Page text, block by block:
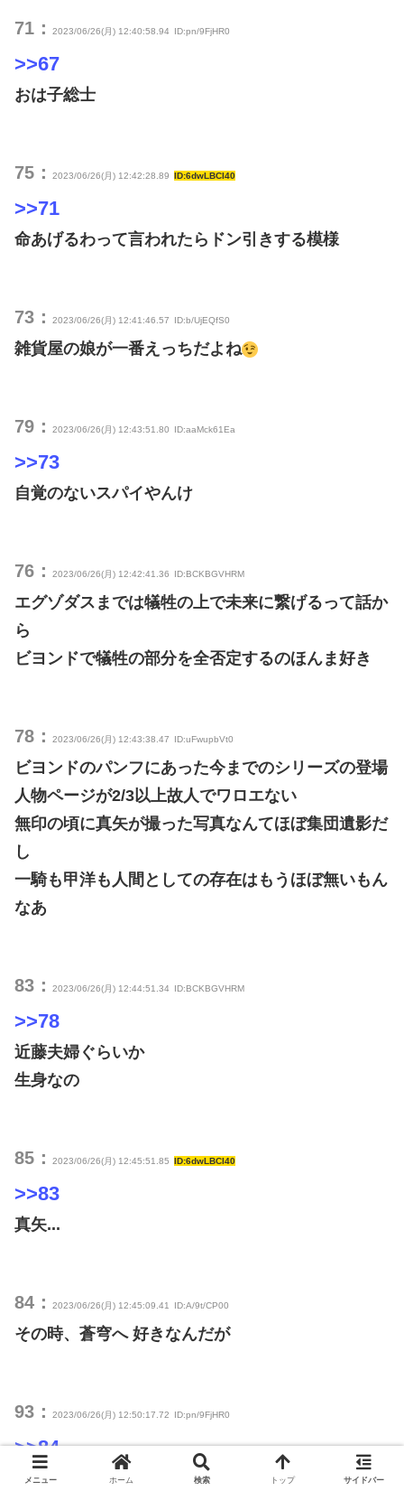
71： 2023/06/26(月) 12:40:58.94 ID:pn/9FjHR0
>>67
おは子総士
75： 2023/06/26(月) 12:42:28.89 ID:6dwLBCI40
>>71
命あげるわって言われたらドン引きする模様
73： 2023/06/26(月) 12:41:46.57 ID:b/UjEQfS0
雑貨屋の娘が一番えっちだよね
79： 2023/06/26(月) 12:43:51.80 ID:aaMck61Ea
>>73
自覚のないスパイやんけ
76： 2023/06/26(月) 12:42:41.36 ID:BCKBGVHRM
エグゾダスまでは犠牲の上で未来に繋げるって話か
ら
ビヨンドで犠牲の部分を全否定するのほんま好き
78： 2023/06/26(月) 12:43:38.47 ID:uFwupbVt0
ビヨンドのパンフにあった今までのシリーズの登場
人物ページが2/3以上故人でワロエない
無印の頃に真矢が撮った写真なんてほぼ集団遺影だ
し
一騎も甲洋も人間としての存在はもうほぼ無いもん
なあ
83： 2023/06/26(月) 12:44:51.34 ID:BCKBGVHRM
>>78
近藤夫婦ぐらいか
生身なの
85： 2023/06/26(月) 12:45:51.85 ID:6dwLBCI40
>>83
真矢...
84： 2023/06/26(月) 12:45:09.41 ID:A/9t/CP00
その時、蒼穹へ 好きなんだが
93： 2023/06/26(月) 12:50:17.72 ID:pn/9FjHR0
>>84
流れたシーンも神やし文句なしの名曲やね
メニュー ホーム 検索 トップ サイドバー